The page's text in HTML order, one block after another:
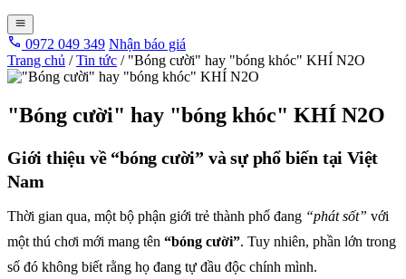
0972 049 349 Nhận báo giá
Trang chủ / Tin tức / "Bóng cười" hay "bóng khóc" KHÍ N2O
"Bóng cười" hay "bóng khóc" KHÍ N2O
Giới thiệu về “bóng cười” và sự phổ biến tại Việt
Nam
Thời gian qua, một bộ phận giới trẻ thành phố đang “phát sốt” với
một thú chơi mới mang tên “bóng cười”. Tuy nhiên, phần lớn trong
số đó không biết rằng họ đang tự đầu độc chính mình.